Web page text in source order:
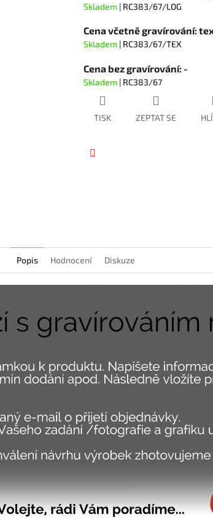
Skladem | RC383/67/LOG
Cena včetně gravírování:
Skladem | RC383/67/TEX
Cena bez gravírování: -
Skladem | RC383/67
TISK ZEPTAT SE
Popis Hodnocení Diskuze